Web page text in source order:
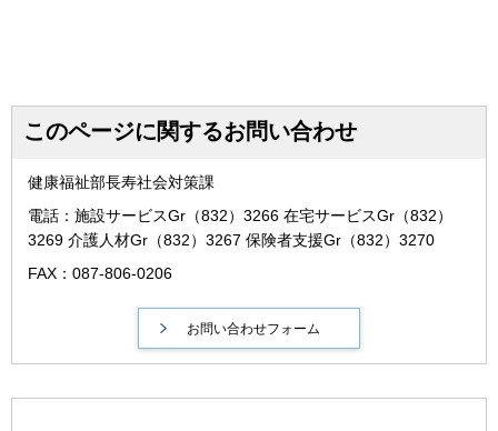
このページに関するお問い合わせ
健康福祉部長寿社会対策課
電話：施設サービスGr（832）3266 在宅サービスGr（832）
3269 介護人材Gr（832）3267 保険者支援Gr（832）3270
FAX：087-806-0206